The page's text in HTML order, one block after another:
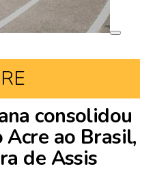
consolidou
Acre ao Brasil,
de Assis